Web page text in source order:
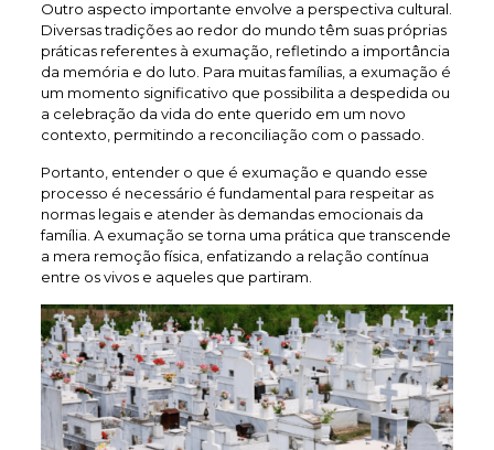
Outro aspecto importante envolve a perspectiva cultural.
Diversas tradições ao redor do mundo têm suas próprias
práticas referentes à exumação, refletindo a importância
da memória e do luto. Para muitas famílias, a exumação é
um momento significativo que possibilita a despedida ou
a celebração da vida do ente querido em um novo
contexto, permitindo a reconciliação com o passado.
Portanto, entender o que é exumação e quando esse
processo é necessário é fundamental para respeitar as
normas legais e atender às demandas emocionais da
família. A exumação se torna uma prática que transcende
a mera remoção física, enfatizando a relação contínua
entre os vivos e aqueles que partiram.